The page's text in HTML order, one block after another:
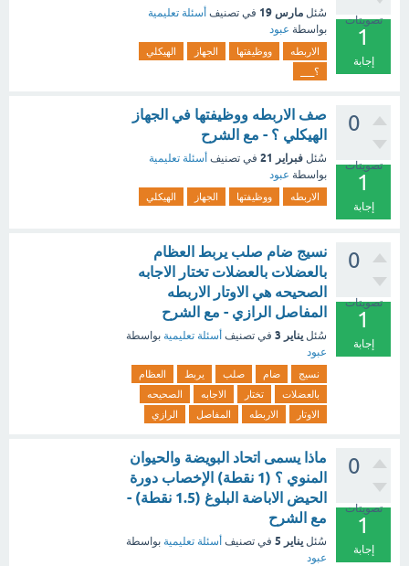
تصويتات
1
إجابة
سُئل مارس 19 في تصنيف أسئلة تعليمية
بواسطة عبود
الاربطه ووظيفتها الجهاز
الهيكلي
؟___
0
تصويتات
1
إجابة
صف الاربطه ووظيفتها في الجهاز
الهيكلي ؟ - مع الشرح
سُئل فبراير 21 في تصنيف أسئلة تعليمية
بواسطة عبود
الاربطه ووظيفتها الجهاز الهيكلي
0
تصويتات
1
إجابة
نسيج ضام صلب يربط العظام
بالعضلات بالعضلات تختار الاجابه
الصحيحه هي الاوتار الاربطه
المفاصل الرازي - مع الشرح
سُئل يناير 3 في تصنيف أسئلة تعليمية بواسطة
عبود
نسيج ضام صلب يربط
العظام
بالعضلات
تختار الاجابه
الصحيحه
الاوتار
الاربطه المفاصل الرازي
0
تصويتات
1
إجابة
ماذا يسمى اتحاد البويضة والحيوان
المنوي ؟ (1 نقطة) الإخصاب دورة
الحيض الاباضة البلوغ (1.5 نقطة) -
مع الشرح
سُئل يناير 5 في تصنيف أسئلة تعليمية بواسطة
عبود